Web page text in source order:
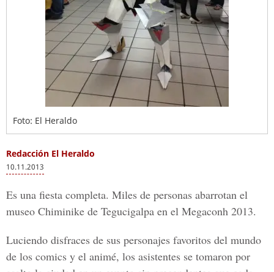
Foto: El Heraldo
Redacción El Heraldo
10.11.2013
Es una fiesta completa. Miles de personas abarrotan el
museo Chiminike de Tegucigalpa en el Megaconh 2013.
Luciendo disfraces de sus personajes favoritos del mundo
de los comics y el animé, los asistentes se tomaron por